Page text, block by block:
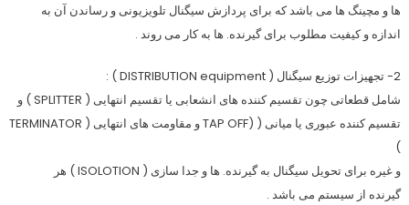
ها و مچینگ ها می باشد که برای پردازش سیگنال تلویزیونی و رساندن آن به
اندازه و کیفیت مطلوب برای گیرنده. ها به کار می روند .
2- تجهیزات توزیع سیگنال ( DISTRIBUTION equipment ) :
شامل قطعاتی چون تقسیم کننده های انشعابی یا تقسیم انتهایی ( SPLITTER ) و
تقسیم کننده عبوری یا میانی ( (TAP OFF و مقاومت های انتهایی ( TERMINATOR
)
و غیره برای تحویل سیگنال به گیرنده. ها و جدا سازی ( ISOLOTION ) هر
گیرنده از سیستم می باشد .